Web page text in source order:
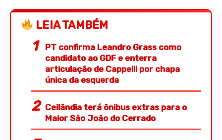
LEIA TAMBÉM
PT confirma Leandro Grass como
candidato ao GDF e enterra
articulação de Cappelli por chapa
única da esquerda
Ceilândia terá ônibus extras para o
Maior São João do Cerrado